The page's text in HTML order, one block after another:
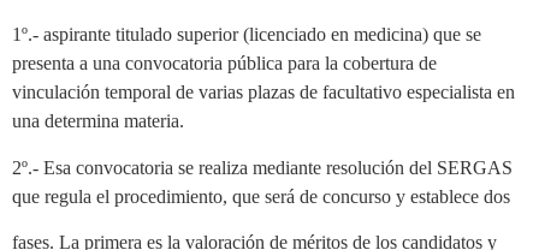
1º.- aspirante titulado superior (licenciado en medicina) que se
presenta a una convocatoria pública para la cobertura de
vinculación temporal de varias plazas de facultativo especialista en
una determina materia.
2º.- Esa convocatoria se realiza mediante resolución del SERGAS
que regula el procedimiento, que será de concurso y establece dos
fases. La primera es la valoración de méritos de los candidatos y